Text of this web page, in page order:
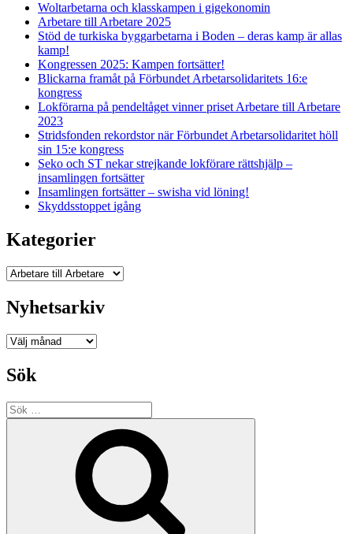
Woltarbetarna och klasskampen i gigekonomin
Arbetare till Arbetare 2025
Stöd de turkiska byggarbetarna i Boden – deras kamp är allas
kamp!
Kongressen 2025: Kampen fortsätter!
Blickarna framåt på Förbundet Arbetarsolidaritets 16:e
kongress
Lokförarna på pendeltåget vinner priset Arbetare till Arbetare
2023
Stridsfonden rekordstor när Förbundet Arbetarsolidaritet höll
sin 15:e kongress
Seko och ST nekar strejkande lokförare rättshjälp –
insamlingen fortsätter
Insamlingen fortsätter – swisha vid löning!
Skyddsstoppet igång
Kategorier
Kategorier
Nyhetsarkiv
Nyhetsarkiv
Sök
Sök
efter: